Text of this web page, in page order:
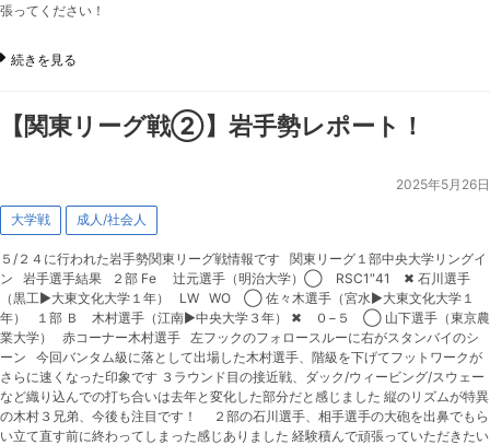
張ってください！
続きを見る
【関東リーグ戦②】岩手勢レポート！
2025年5月26日
大学戦 成人/社会人
５/２４に行われた岩手勢関東リーグ戦情報です 関東リーグ１部中央大学リングイ
ン 岩手選手結果 ２部 Fe 辻元選手（明治大学）◯ RSC1″41 ✖︎ 石川選手
（黒工▶︎大東文化大学１年） LW WO ◯ 佐々木選手（宮水▶︎大東文化大学１
年） １部 Ｂ 木村選手（江南▶︎中央大学３年） ✖︎ ０−５ ◯ 山下選手（東京農
業大学） 赤コーナー木村選手 左フックのフォロースルーに右がスタンバイのシ
ーン 今回バンタム級に落として出場した木村選手、階級を下げてフットワークが
さらに速くなった印象です ３ラウンド目の接近戦、ダック/ウィービング/スウェー
など織り込んでの打ち合いは去年と変化した部分だと感じました 縦のリズムが特異
の木村３兄弟、今後も注目です！ ２部の石川選手、相手選手の大砲を出鼻でもら
い立て直す前に終わってしまった感じありました 経験積んで頑張っていただきたい